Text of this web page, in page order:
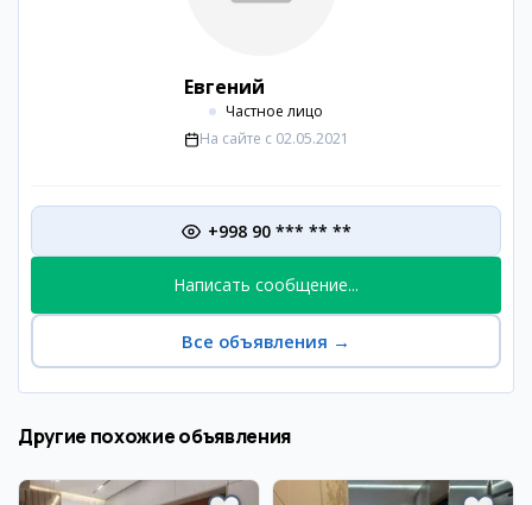
Евгений
Частное лицо
На сайте с 02.05.2021
+998 90 *** ** **
Написать сообщение...
Все объявления →
Другие похожие объявления